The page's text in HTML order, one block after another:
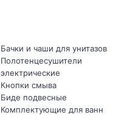
Бачки и чаши для унитазов
Полотенцесушители
электрические
Кнопки смыва
Биде подвесные
Комплектующие для ванн